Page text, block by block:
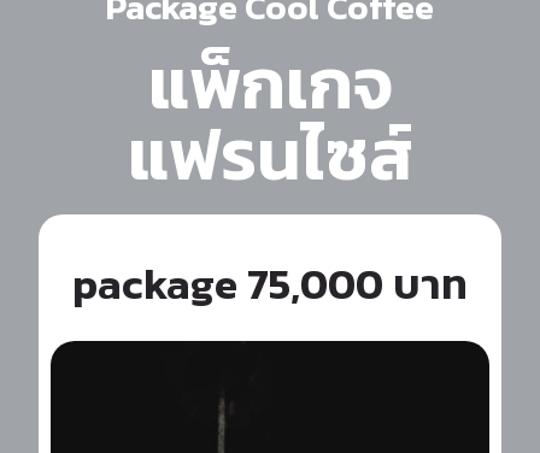
แพ็กเกจ
แฟรนไซส์
package 75,000 บาท